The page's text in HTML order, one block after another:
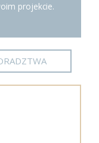
projekcie.